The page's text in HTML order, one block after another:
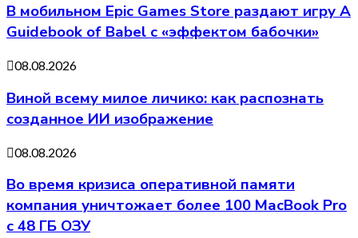
В мобильном Epic Games Store раздают игру A
Guidebook of Babel с «эффектом бабочки»
08.08.2026
Виной всему милое личико: как распознать
созданное ИИ изображение
08.08.2026
Во время кризиса оперативной памяти
компания уничтожает более 100 MacBook Pro
с 48 ГБ ОЗУ